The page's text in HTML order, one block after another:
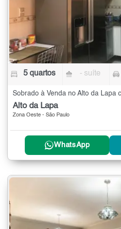
5 quartos - suíte
Sobrado à Venda no Alto da Lapa
Alto da Lapa
Zona Oeste - São Paulo
WhatsApp